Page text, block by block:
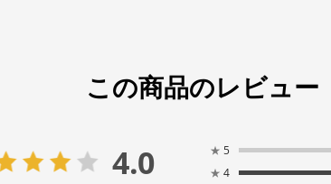
この商品のレビュー
4.0 ★ 5
★ 4